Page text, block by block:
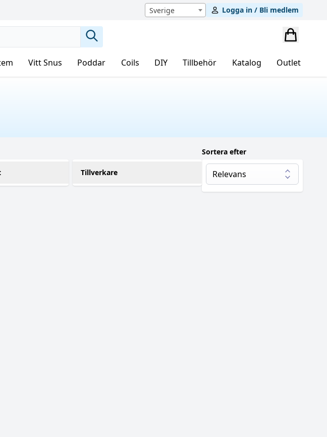
Sverige Logga in / Bli medlem
Vitt Snus Poddar Coils DIY Tillbehör Katalog Outlet
Tillverkare
Sortera efter